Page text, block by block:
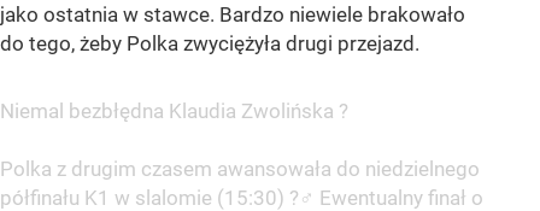
jako ostatnia w stawce. Bardzo niewiele brakowało
do tego, żeby Polka zwyciężyła drugi przejazd.
Niemal bezbłędna Klaudia Zwolińska ?
Polka z drugim czasem awansowała do niedzielnego
półfinału K1 w slalomie (15:30) ?‍♂️ Ewentualny finał o